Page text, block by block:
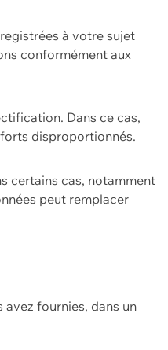
à votre sujet
conformément aux
Dans ce cas,
disproportionnés.
certains cas, notamment
peut remplacer
fournies, dans un